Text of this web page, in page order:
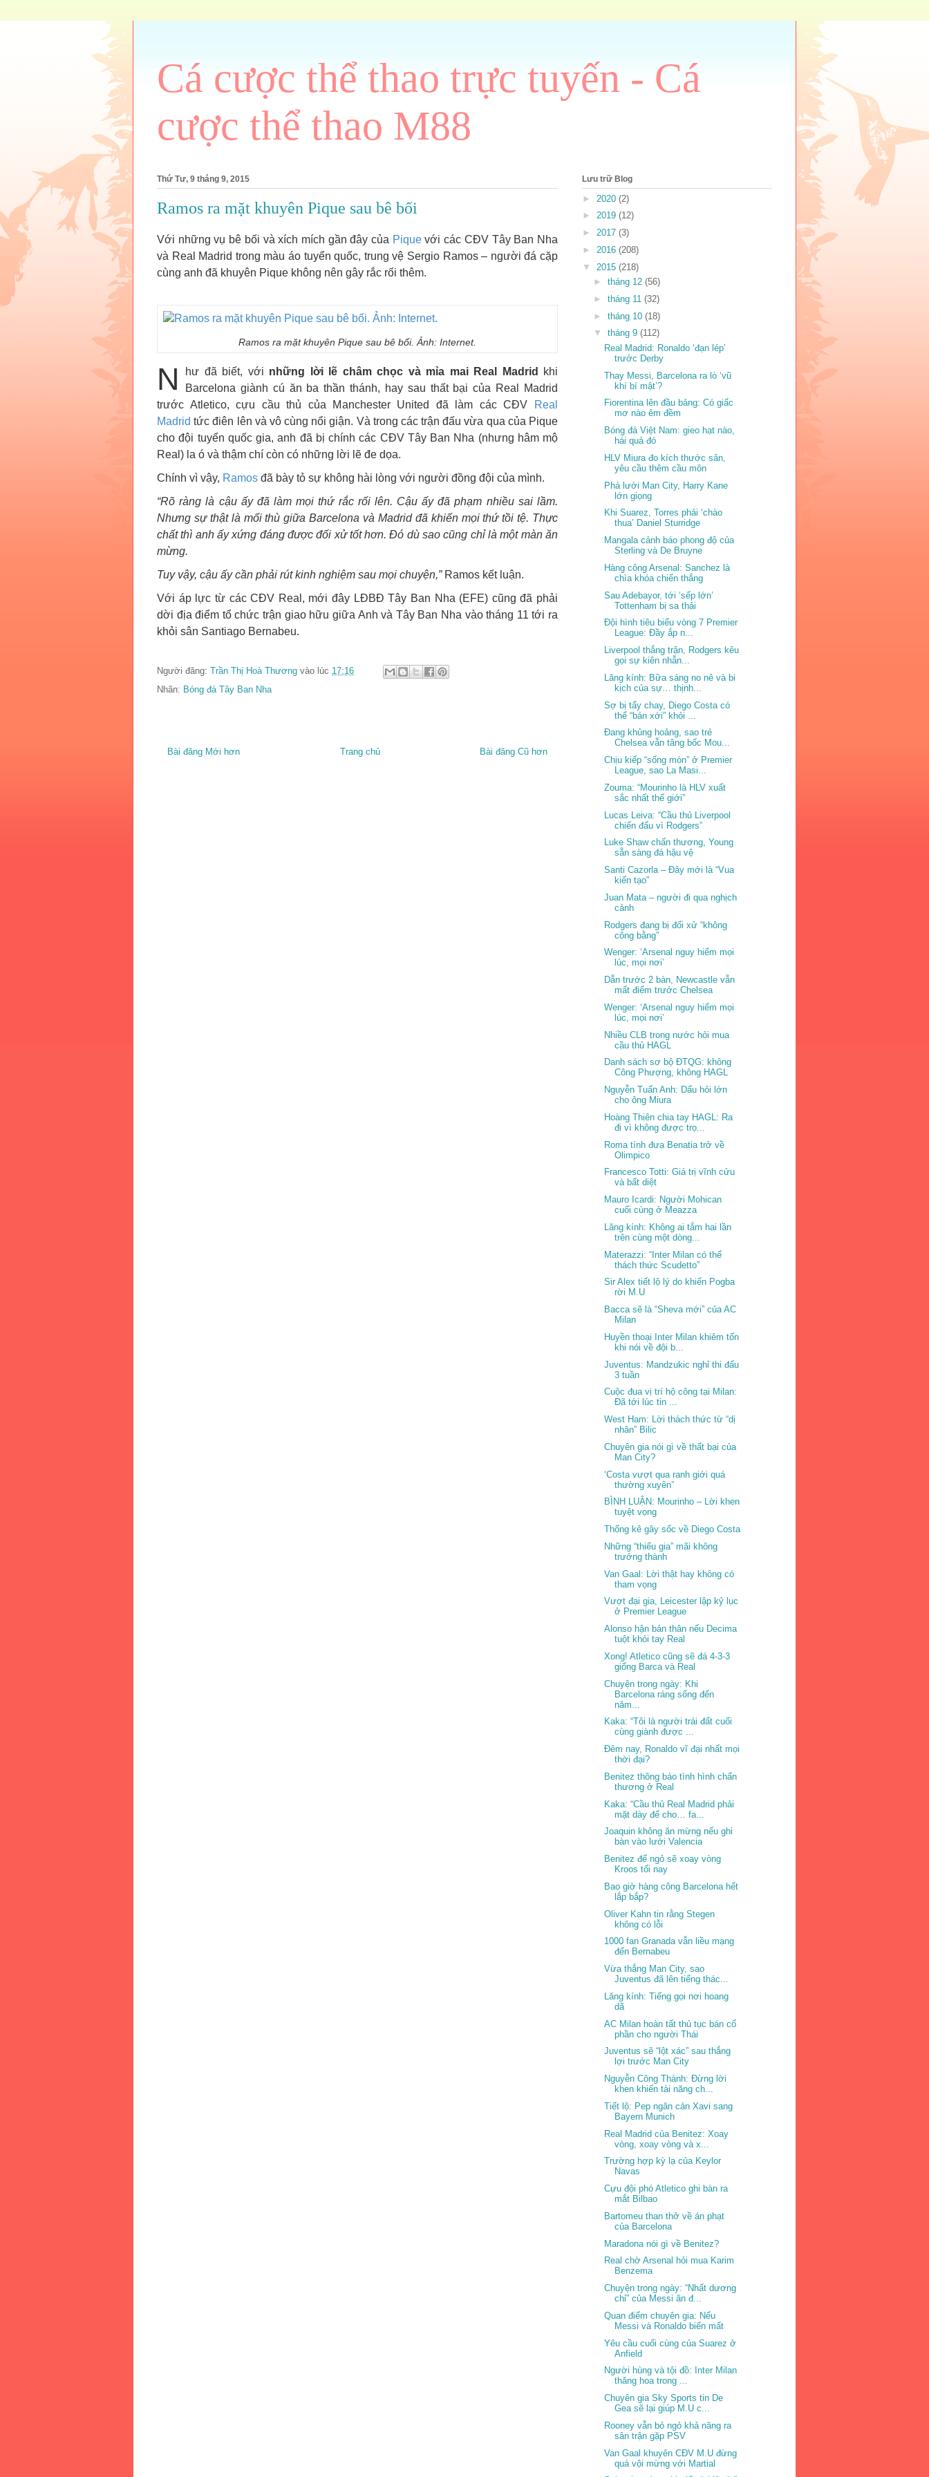
Cá cược thể thao trực tuyến - Cá
cược thể thao M88
Thứ Tư, 9 tháng 9, 2015
Ramos ra mặt khuyên Pique sau bê bối
Với những vụ bê bối và xích mích gần đây của Piquevới các CĐV Tây Ban Nha
và Real Madrid trong màu áo tuyển quốc, trung vệ Sergio Ramos – người đá cặp
cùng anh đã khuyên Pique không nên gây rắc rối thêm.
Ramos ra mặt khuyên Pique sau bê bối. Ảnh: Internet.
N hư đã biết, với những lời lẽ châm chọc và mỉa mai Real Madrid
khi
Barcelona giành cú ăn ba thần thánh, hay sau thất bại của Real Madrid
trước Atletico, cựu cầu thủ của Manchester United đã làm các CĐV
Real
Madrid tức điên lên và vô cùng nổi giận. Và trong các trận đấu vừa qua của Pique
cho đội tuyển quốc gia, anh đã bị chính các CĐV Tây Ban Nha (nhưng hâm mộ
Real) la ó và thậm chí còn có những lời lẽ đe dọa.
Chính vì vậy, Ramos đã bày tỏ sự không hài lòng với người đồng đội của mình.
“Rõ ràng là cậu ấy đã làm mọi thứ rắc rối lên. Cậu ấy đã phạm nhiều sai lầm.
Nhưng sự thật là mối thù giữa Barcelona và Madrid đã khiến mọi thứ tồi tệ. Thực
chất thì anh ấy xứng đáng được đối xử tốt hơn. Đó dù sao cũng chỉ là một màn ăn
mừng.
Tuy vậy, cậu ấy cần phải rút kinh nghiệm sau mọi chuyện,” Ramos kết luận.
Với áp lực từ các CĐV Real, mới đây LĐBĐ Tây Ban Nha (EFE) cũng đã phải
dời địa điểm tổ chức trận giao hữu giữa Anh và Tây Ban Nha vào tháng 11 tới ra
khỏi sân Santiago Bernabeu.
Người đăng: Trần Thị Hoà Thương vào lúc 17:16
Nhãn: Bóng đá Tây Ban Nha
Bài đăng Mới hơn Bài đăng Cũ hơn
Trang chủ
Lưu trữ Blog
► 2020 (2)
► 2019 (12)
► 2017 (3)
► 2016 (208)
▼ 2015 (218)
► tháng 12 (56)
► tháng 11 (32)
► tháng 10 (18)
▼ tháng 9 (112)
Real Madrid: Ronaldo ‘đạn lép’
trước Derby
Thay Messi, Barcelona ra lò ‘vũ
khí bí mật’?
Fiorentina lên đầu bảng: Có giấc
mơ nào êm đềm
Bóng đá Việt Nam: gieo hạt nào,
hái quả đó
HLV Miura đo kích thước sân,
yêu cầu thêm cầu môn
Phá lưới Man City, Harry Kane
lớn giọng
Khi Suarez, Torres phải ‘chào
thua’ Daniel Sturridge
Mangala cảnh báo phong độ của
Sterling và De Bruyne
Hàng công Arsenal: Sanchez là
chìa khóa chiến thắng
Sau Adebayor, tới ‘sếp lớn’
Tottenham bị sa thải
Đội hình tiêu biểu vòng 7 Premier
League: Đầy ắp n...
Liverpool thắng trận, Rodgers kêu
gọi sự kiên nhẫn...
Lăng kính: Bữa sáng no nê và bi
kịch của sự… thịnh...
Sợ bị tẩy chay, Diego Costa có
thể “bán xới” khỏi ...
Đang khủng hoảng, sao trẻ
Chelsea vẫn tâng bốc Mou...
Chịu kiếp “sống mòn” ở Premier
League, sao La Masi...
Zouma: “Mourinho là HLV xuất
sắc nhất thế giới”
Lucas Leiva: “Cầu thủ Liverpool
chiến đấu vì Rodgers”
Luke Shaw chấn thương, Young
sẵn sàng đá hậu vệ
Santi Cazorla – Đây mới là “Vua
kiến tạo”
Juan Mata – người đi qua nghịch
cảnh
Rodgers đang bị đối xử “không
công bằng”
Wenger: ‘Arsenal nguy hiểm mọi
lúc, mọi nơi’
Dẫn trước 2 bàn, Newcastle vẫn
mất điểm trước Chelsea
Wenger: ‘Arsenal nguy hiểm mọi
lúc, mọi nơi’
Nhiều CLB trong nước hỏi mua
cầu thủ HAGL
Danh sách sơ bộ ĐTQG: không
Công Phượng, không HAGL
Nguyễn Tuấn Anh: Dấu hỏi lớn
cho ông Miura
Hoàng Thiên chia tay HAGL: Ra
đi vì không được trọ...
Roma tính đưa Benatia trở về
Olimpico
Francesco Totti: Giá trị vĩnh cửu
và bất diệt
Mauro Icardi: Người Mohican
cuối cùng ở Meazza
Lăng kính: Không ai tắm hai lần
trên cùng một dòng...
Materazzi: “Inter Milan có thể
thách thức Scudetto”
Sir Alex tiết lộ lý do khiến Pogba
rời M.U
Bacca sẽ là “Sheva mới” của AC
Milan
Huyền thoại Inter Milan khiêm tốn
khi nói về đội b...
Juventus: Mandzukic nghỉ thi đấu
3 tuần
Cuộc đua vị trí hộ công tại Milan:
Đã tới lúc tin ...
West Ham: Lời thách thức từ “dị
nhân” Bilic
Chuyên gia nói gì về thất bại của
Man City?
‘Costa vượt qua ranh giới quá
thường xuyên”
BÌNH LUẬN: Mourinho – Lời khen
tuyệt vọng
Thống kê gây sốc về Diego Costa
Những “thiếu gia” mãi không
trưởng thành
Van Gaal: Lời thật hay không có
tham vọng
Vượt đại gia, Leicester lập kỷ lục
ở Premier League
Alonso hận bản thân nếu Decima
tuột khỏi tay Real
Xong! Atletico cũng sẽ đá 4-3-3
giống Barca và Real
Chuyện trong ngày: Khi
Barcelona ráng sống đến
năm...
Kaka: “Tôi là người trái đất cuối
cùng giành được ...
Đêm nay, Ronaldo vĩ đại nhất mọi
thời đại?
Benitez thông báo tình hình chấn
thương ở Real
Kaka: “Cầu thủ Real Madrid phải
mặt dày để cho… fa...
Joaquin không ăn mừng nếu ghi
bàn vào lưới Valencia
Benitez để ngỏ sẽ xoay vòng
Kroos tối nay
Bao giờ hàng công Barcelona hết
lắp bắp?
Oliver Kahn tin rằng Stegen
không có lỗi
1000 fan Granada vẫn liều mạng
đến Bernabeu
Vừa thắng Man City, sao
Juventus đã lên tiếng thác...
Lăng kính: Tiếng gọi nơi hoang
dã
AC Milan hoàn tất thủ tục bán cổ
phần cho người Thái
Juventus sẽ “lột xác” sau thắng
lợi trước Man City
Nguyễn Công Thành: Đừng lời
khen khiến tài năng ch...
Tiết lộ: Pep ngăn cản Xavi sang
Bayern Munich
Real Madrid của Benitez: Xoay
vòng, xoay vòng và x...
Trường hợp kỳ lạ của Keylor
Navas
Cựu đội phó Atletico ghi bàn ra
mắt Bilbao
Bartomeu than thở về án phạt
của Barcelona
Maradona nói gì về Benitez?
Real chờ Arsenal hỏi mua Karim
Benzema
Chuyện trong ngày: “Nhất dương
chỉ” của Messi ăn đ...
Quan điểm chuyên gia: Nếu
Messi và Ronaldo biến mất
Yêu cầu cuối cùng của Suarez ở
Anfield
Người hùng và tội đồ: Inter Milan
thăng hoa trong ...
Chuyên gia Sky Sports tin De
Gea sẽ lại giúp M.U c...
Rooney vẫn bỏ ngỏ khả năng ra
sân trận gặp PSV
Van Gaal khuyên CĐV M.U đừng
quá vội mừng với Martial